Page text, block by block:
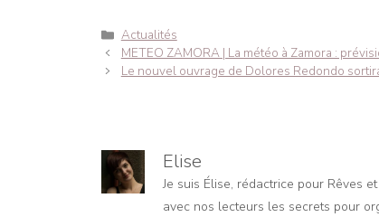
Catégories
Actualités
Navigation
des
METEO ZAMORA | La météo à Zamora :
Le nouvel ouvrage de Dolores Redondo
Elise
Je suis Élise, rédactrice pour Rêves
avec nos lecteurs les secrets pour